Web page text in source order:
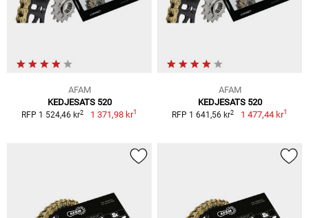
AFAM
KEDJESATS 520
RFP 1 524,46 kr2 1 371,98 kr1
AFAM
KEDJESATS 520
RFP 1 641,56 kr2 1 477,44 kr1